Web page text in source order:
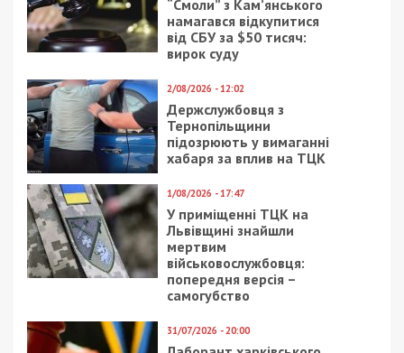
“Смоли” з Кам’янського
намагався відкупитися
від СБУ за $50 тисяч:
вирок суду
2/08/2026 - 12:02
Держслужбовця з
Тернопільщини
підозрюють у вимаганні
хабаря за вплив на ТЦК
1/08/2026 - 17:47
У приміщенні ТЦК на
Львівщині знайшли
мертвим
військовослужбовця:
попередня версія –
самогубство
31/07/2026 - 20:00